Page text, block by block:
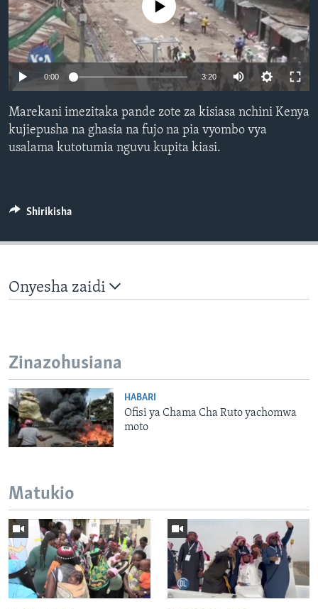
No media source currently available
0:00 3:20
Marekani imezitaka pande zote za kisiasa nchini Kenya
kujiepusha na ghasia na fujo na pia vyombo vya
usalama kutotumia nguvu kupita kiasi.
Shirikisha
Onyesha zaidi
Zinazohusiana
HABARI
Ofisi ya Chama Cha Ruto yachomwa
moto
Matukio